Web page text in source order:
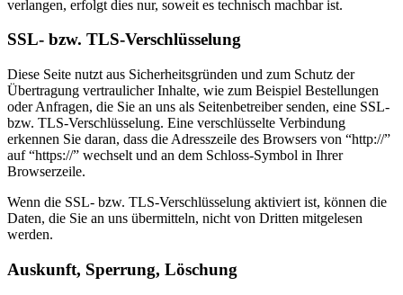
verlangen, erfolgt dies nur, soweit es technisch machbar ist.
SSL- bzw. TLS-Verschlüsselung
Diese Seite nutzt aus Sicherheitsgründen und zum Schutz der
Übertragung vertraulicher Inhalte, wie zum Beispiel Bestellungen
oder Anfragen, die Sie an uns als Seitenbetreiber senden, eine SSL-
bzw. TLS-Verschlüsselung. Eine verschlüsselte Verbindung
erkennen Sie daran, dass die Adresszeile des Browsers von “http://”
auf “https://” wechselt und an dem Schloss-Symbol in Ihrer
Browserzeile.
Wenn die SSL- bzw. TLS-Verschlüsselung aktiviert ist, können die
Daten, die Sie an uns übermitteln, nicht von Dritten mitgelesen
werden.
Auskunft, Sperrung, Löschung